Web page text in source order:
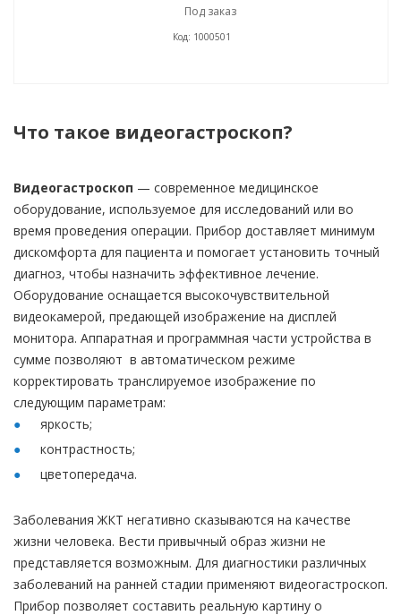
Под заказ
Код: 1000501
Что такое видеогастроскоп?
Видеогастроскоп — современное медицинское
оборудование, используемое для исследований или во
время проведения операции. Прибор доставляет минимум
дискомфорта для пациента и помогает установить точный
диагноз, чтобы назначить эффективное лечение.
Оборудование оснащается высокочувствительной
видеокамерой, предающей изображение на дисплей
монитора. Аппаратная и программная части устройства в
сумме позволяют в автоматическом режиме
корректировать транслируемое изображение по
следующим параметрам:
яркость;
контрастность;
цветопередача.
Заболевания ЖКТ негативно сказываются на качестве
жизни человека. Вести привычный образ жизни не
представляется возможным. Для диагностики различных
заболеваний на ранней стадии применяют видеогастроскоп.
Прибор позволяет составить реальную картину о